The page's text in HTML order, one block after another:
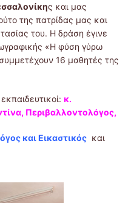
ς και μας
της πατρίδας μας και
του. Η δράση έγινε
«Η φύση γύρω
16 μαθητές της
κ.
Περιβαλλοντολόγος,
και Εικαστικός και